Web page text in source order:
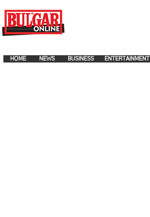
ENTERTAINMENT
NEWS
HOME BUSINESS